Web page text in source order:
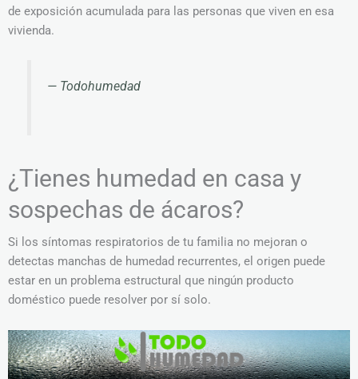
de exposición acumulada para las personas que viven en esa
vivienda.
— Todohumedad
¿Tienes humedad en casa y
sospechas de ácaros?
Si los síntomas respiratorios de tu familia no mejoran o
detectas manchas de humedad recurrentes, el origen puede
estar en un problema estructural que ningún producto
doméstico puede resolver por sí solo.